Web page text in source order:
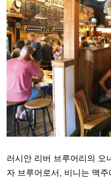
러시안 리버 브루어리의 오
자 브루어로서, 비니는 맥주